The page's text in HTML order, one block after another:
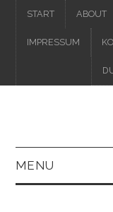
START ABOUT
IMPRESSUM
MENU